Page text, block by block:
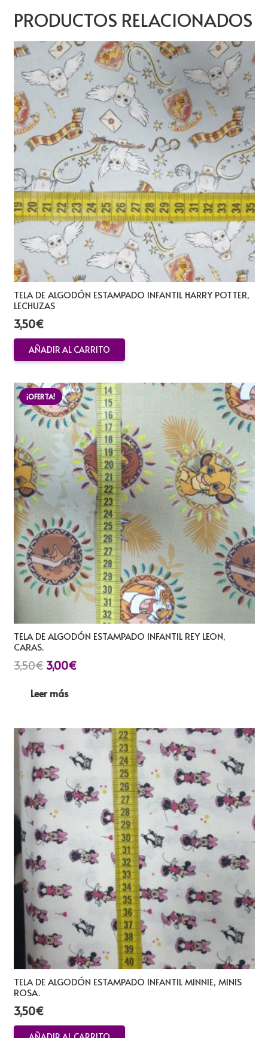
PRODUCTOS RELACIONADOS
TELA DE ALGODÓN ESTAMPADO INFANTIL HARRY POTTER,
LECHUZAS
3,50€
AÑADIR AL CARRITO
¡OFERTA!
TELA DE ALGODÓN ESTAMPADO INFANTIL REY LEON,
CARAS.
3,50€ El
original
3,50€.
3,00€El
3,00€.
Leer más
TELA DE ALGODÓN ESTAMPADO INFANTIL MINNIE, MINIS
ROSA.
3,50€